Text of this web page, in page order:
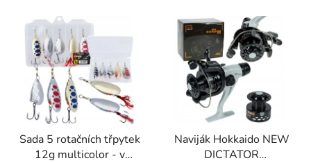
Sada 5 rotačních třpytek
12g multicolor - v
Naviják Hokkaido NEW
DICTATOR